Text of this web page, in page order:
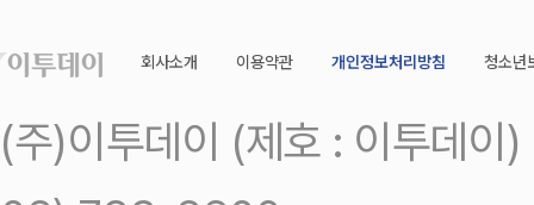
회사소개 이용약관 개인정보처리방침 청소년
(주)이투데이 (제호 : 이투데